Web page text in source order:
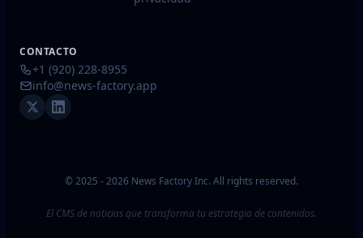
CONTACTO
+1 (920) 228-8955
info@news-factory.app
© 2025 - 2026 News Factory Inc. All rights reserved.
El CMS de noticias que transforma tu estrategia de contenidos.